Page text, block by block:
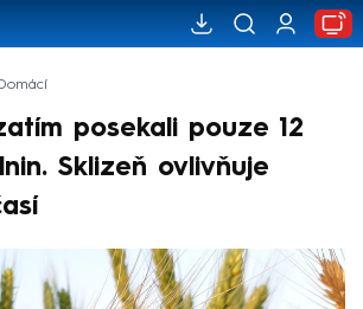
Domácí
posekali pouze 12
Sklizeň ovlivňuje